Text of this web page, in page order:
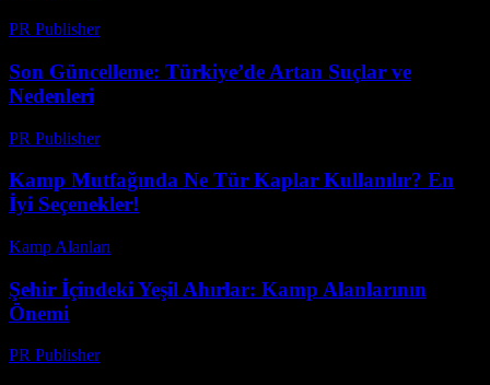
PR Publisher-
Son Güncelleme: Türkiye’de Artan Suçlar ve
Nedenleri
PR Publisher-
Kamp Mutfağında Ne Tür Kaplar Kullanılır? En
İyi Seçenekler!
Kamp Alanları
Şehir İçindeki Yeşil Ahırlar: Kamp Alanlarının
Önemi
PR Publisher-